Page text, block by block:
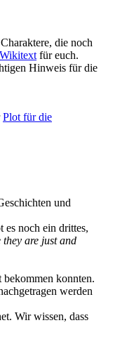
Charaktere, die noch
Wikitext für euch.
Hinweis für die
Plot für die
und
es noch ein drittes,
are just and
konnten.
werden
Wir wissen, dass